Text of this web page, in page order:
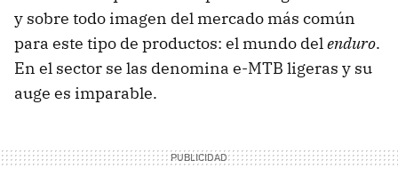
y sobre todo imagen del mercado más común
para este tipo de productos: el mundo delenduro.
En el sector se las denomina e-MTB ligeras y su
auge es imparable.